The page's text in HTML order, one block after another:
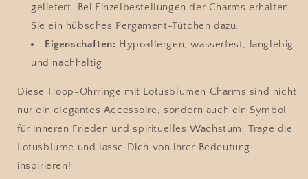
geliefert. Bei Einzelbestellungen der Charms erhalten
Sie ein hübsches Pergament-Tütchen dazu.
Eigenschaften: Hypoallergen, wasserfest, langlebig
und nachhaltig
Diese Hoop-Ohrringe mit Lotusblumen Charms sind nicht
nur ein elegantes Accessoire, sondern auch ein Symbol
für inneren Frieden und spirituelles Wachstum. Trage die
Lotusblume und lasse Dich von ihrer Bedeutung
inspirieren!